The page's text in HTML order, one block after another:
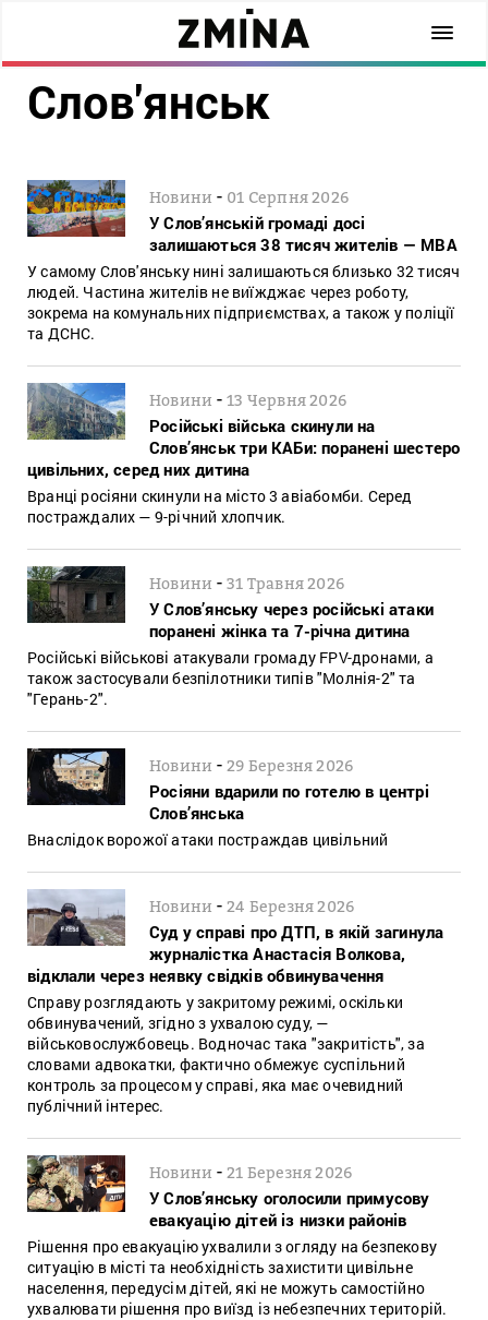
Слов'янськ
Новини - 01 Серпня 2026
У Слов’янській громаді досі
залишаються 38 тисяч жителів — МВА
У самому Слов'янську нині залишаються близько 32 тисяч
людей. Частина жителів не виїжджає через роботу,
зокрема на комунальних підприємствах, а також у поліції
та ДСНС.
Новини -13 Червня 2026
Російські війська скинули на
Слов’янськ три КАБи: поранені шестеро
цивільних, серед них дитина
Вранці росіяни скинули на місто 3 авіабомби. Серед
постраждалих — 9-річний хлопчик.
Новини -31 Травня 2026
У Слов’янську через російські атаки
поранені жінка та 7-річна дитина
Російські військові атакували громаду FPV-дронами, а
також застосували безпілотники типів "Молнія-2" та
"Герань-2".
Новини -29 Березня 2026
Росіяни вдарили по готелю в центрі
Слов’янська
Внаслідок ворожої атаки постраждав цивільний
Новини -24 Березня 2026
Суд у справі про ДТП, в якій загинула
журналістка Анастасія Волкова,
відклали через неявку свідків обвинувачення
Справу розглядають у закритому режимі, оскільки
обвинувачений, згідно з ухвалою суду, —
військовослужбовець. Водночас така "закритість", за
словами адвокатки, фактично обмежує суспільний
контроль за процесом у справі, яка має очевидний
публічний інтерес.
Новини -21 Березня 2026
У Слов’янську оголосили примусову
евакуацію дітей із низки районів
Рішення про евакуацію ухвалили з огляду на безпекову
ситуацію в місті та необхідність захистити цивільне
населення, передусім дітей, які не можуть самостійно
ухвалювати рішення про виїзд із небезпечних територій.